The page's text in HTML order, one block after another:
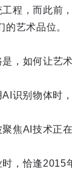
程，而此前
的艺术品位。
，如何让艺
识别物体时
焦AI技术正
时，恰逢2015